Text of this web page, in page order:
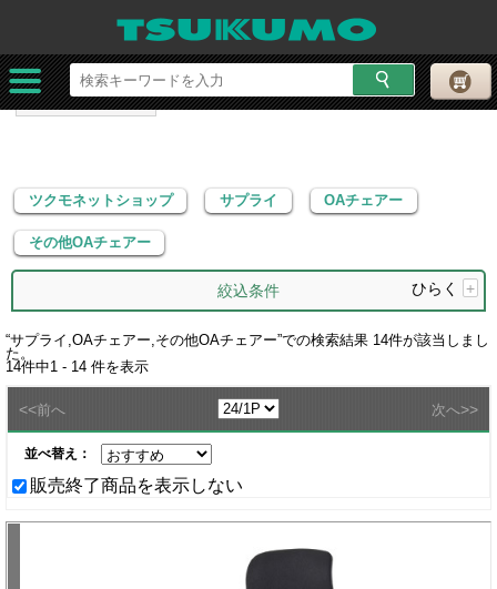
ツクモネットショップ サプライ
OAチェアー
その他OAチェアー
ツクモネットショップ サプライ OAチェアー
その他OAチェアー
絞込条件 ひらく +
“サプライ,OAチェアー,その他OAチェアー”での検索結果 14件が該当しまし
た。
14件中1 - 14 件を表示
<<前へ 次へ>>
並べ替え：
販売終了商品を表示しない